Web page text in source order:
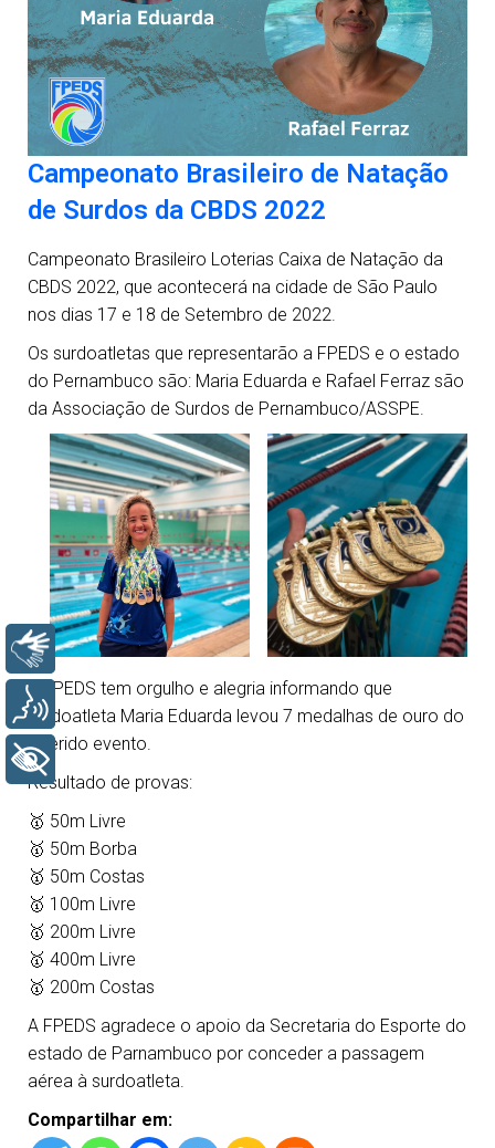
Campeonato Brasileiro de Natação
de Surdos da CBDS 2022
Campeonato Brasileiro Loterias Caixa de Natação da
CBDS 2022, que acontecerá na cidade de São Paulo
nos dias 17 e 18 de Setembro de 2022.
Os surdoatletas que representarão a FPEDS e o estado
do Pernambuco são: Maria Eduarda e Rafael Ferraz são
da Associação de Surdos de Pernambuco/ASSPE.
A FPEDS tem orgulho e alegria informando que
surdoatleta Maria Eduarda levou 7 medalhas de ouro do
referido evento.
Resultado de provas:
🥇 50m Livre
🥇 50m Borba
🥇 50m Costas
🥇 100m Livre
🥇 200m Livre
🥇 400m Livre
🥇 200m Costas
A FPEDS agradece o apoio da Secretaria do Esporte do
estado de Parnambuco por conceder a passagem
aérea à surdoatleta.
Compartilhar em:
Libras
Voz